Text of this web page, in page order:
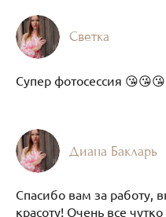
Светка
Супер фотосессия
Диана Бакларь
Спасибо вам за работу,
красоту! Очень все